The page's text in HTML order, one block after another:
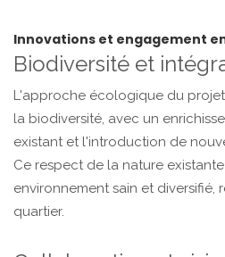
Innovations et engagement
Biodiversité et
L'approche écologique du
la biodiversité, avec un
existant et l'introduction de
Ce respect de la nature
environnement sain et
quartier.